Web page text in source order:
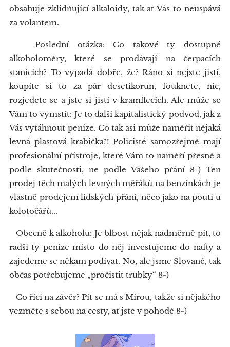
obsahuje zklidňující alkaloidy, tak ať Vás to neuspává
za volantem.
Poslední otázka: Co takové ty dostupné
alkoholoměry, které se prodávají na čerpacích
stanicích? To vypadá dobře, že? Ráno si nejste jistí,
koupíte si to za pár desetikorun, fouknete, nic,
rozjedete se a jste si jistí v kramflecích. Ale může se
Vám to vymstít: Je to další kapitalistický podvod, jak z
Vás vytáhnout peníze. Co tak asi může naměřit nějaká
levná plastová krabička?! Policisté samozřejmě mají
profesionální přístroje, které Vám to naměří přesně a
podle skutečnosti, ne podle Vašeho přání 8-) Ten
prodej těch malých levných měřáků na benzínkách je
vlastně prodejem lidských přání, něco jako na pouti u
kolotočářů...
Obecně k alkoholu: Je blbost nějak nadměrně pít, to
radši ty peníze místo do něj investujeme do nafty a
zajedeme se někam podívat. No, ale jsme Slované, tak
občas potřebujeme „pročistit trubky“ 8-)
Co říci na závěr? Pít se má s Mírou, takže si nějakého
vezměte s sebou na cesty, ať jste v pohodě 8-)